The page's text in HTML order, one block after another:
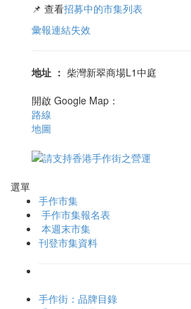
📌 查看招募中的市集列表
彙報連結失效
地址 ： 柴灣新翠商場L1中庭
開啟 Google Map：
路線
地圖
選單
手作市集
手作市集報名表
本週末市集
刊登市集資料
手作街：品牌目錄